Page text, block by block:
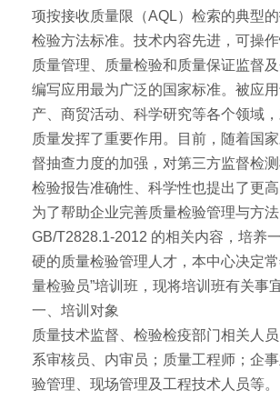
项按接收质量限（AQL）检索的典型
检验方法标准。技术内容先进，可操
质量管理、质量检验和质量保证监督
编写应用最为广泛的国家标准。被应
产、商贸活动、科学研究等各个领域
质量发挥了重要作用。目前，随着国
督抽查力度的加强，对第三方监督检
检验报告准确性、科学性也提出了更高
为了帮助企业完善质量检验管理与方
GB/T2828.1-2012 的相关内容，培养
硬的质量检验管理人才，本中心决定
量检验员”培训班，现将培训班有关事
一、培训对象
质量技术监督、检验检疫部门相关人
系审核员、内审员；质量工程师；企
验管理、现场管理及工程技术人员等。